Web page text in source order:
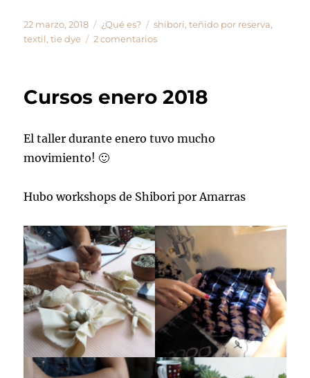
Publicado
el
22 marzo, 2018 Categorías
¿Qué es? Etiquetas
shibori,teñido por reserva,
textil,tie dye 2 comentariosen
shibori?
Cursos enero 2018
El taller durante enero tuvo mucho
movimiento! 🙂
Hubo workshops de Shibori por Amarras